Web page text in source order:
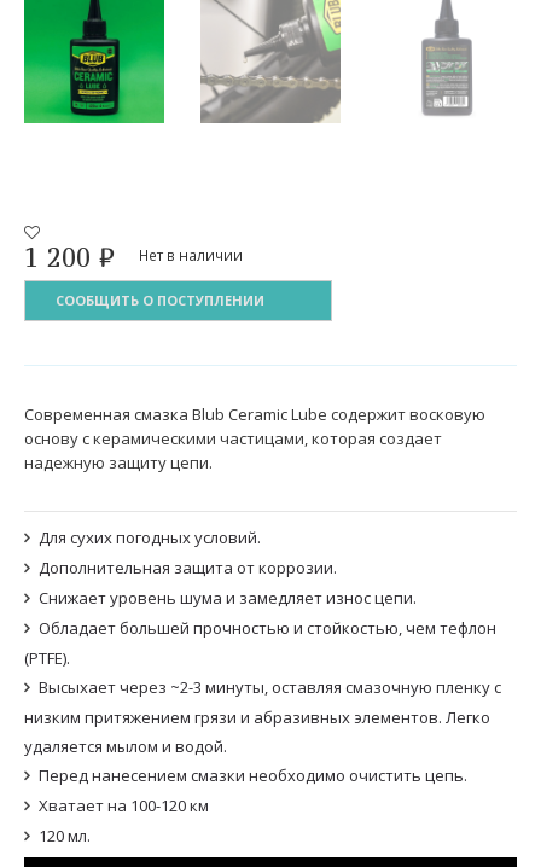
1 200 ₽ Нет в наличии
СООБЩИТЬ О ПОСТУПЛЕНИИ
Cовременная смазка Blub Ceramic Lube содержит восковую
основу с керамическими частицами, которая создает
надежную защиту цепи.
Для сухих погодных условий.
Дополнительная защита от коррозии.
Снижает уровень шума и замедляет износ цепи.
Обладает большей прочностью и стойкостью, чем тефлон
(PTFE).
Высыхает через ~2-3 минуты, оставляя смазочную пленку с
низким притяжением грязи и абразивных элементов. Легко
удаляется мылом и водой.
Перед нанесением смазки необходимо очистить цепь.
Хватает на 100-120 км
120 мл.